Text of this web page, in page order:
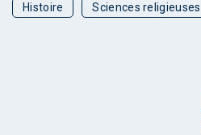
Histoire Sciences religieuses